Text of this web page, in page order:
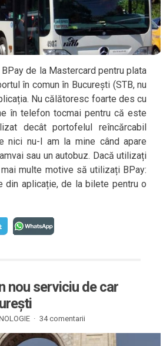
de la Mastercard pentru plata
în comun în București (STB, nu
Nu călătoresc foarte des cu
în telefon tocmai pentru că este
decât portofelul reîncărcabil
nici nu-l am la mine când apare
sau un autobuz. Dacă utilizați
multe motive să utilizați BPay:
din aplicație, de la bilete pentru o
nou serviciu de car
· 34 comentarii